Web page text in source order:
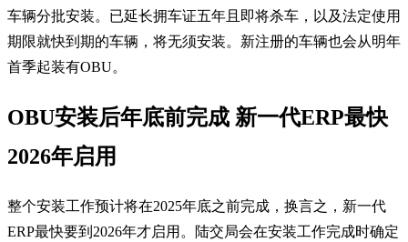
车辆分批安装。已延长拥车证五年且即将杀车，以及法定使用
期限就快到期的车辆，将无须安装。新注册的车辆也会从明年
首季起装有OBU。
OBU安装后年底前完成 新一代ERP最快
2026年启用
整个安装工作预计将在2025年底之前完成，换言之，新一代
ERP最快要到2026年才启用。陆交局会在安装工作完成时确定